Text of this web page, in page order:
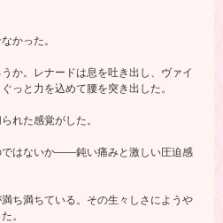
かった。
か。レナードは息を吐き出し、ヴァイ
っと力を込めて腰を突き出した。
れた感覚がした。
ではないか――鈍い痛みと激しい圧迫感
ち満ちている。その生々しさにようや
。